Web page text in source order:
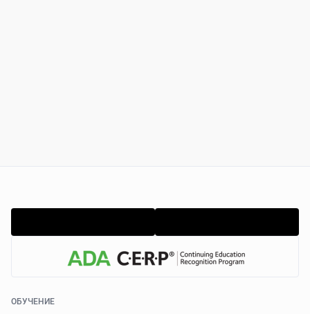
ОБУЧЕНИЕ